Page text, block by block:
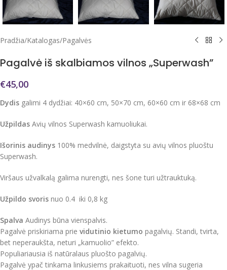
Pradžia/Katalogas/Pagalvės
Pagalvė iš skalbiamos vilnos „Superwash”
€45,00
Dydis galimi 4 dydžiai: 40×60 cm, 50×70 cm, 60×60 cm ir 68×68 cm
Užpildas Avių vilnos Superwash kamuoliukai.
Išorinis audinys 100% medvilnė, daigstyta su avių vilnos pluoštu
Superwash.
Viršaus užvalkalą galima nurengti, nes šone turi užtrauktuką.
Užpildo svoris nuo 0.4 iki 0,8 kg
Spalva Audinys būna vienspalvis.
Pagalvė priskiriama prie vidutinio kietumo pagalvių. Standi, tvirta,
bet neperaukšta, neturi „kamuolio” efekto.
Populiariausia iš natūralaus pluošto pagalvių.
Pagalvė ypač tinkama linkusiems prakaituoti, nes vilna sugeria